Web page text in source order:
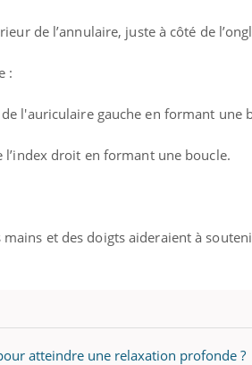
de l’annulaire, juste à côté de
:
l'auriculaire gauche en formant une
droit en formant une boucle.
et des doigts aideraient à
atteindre une relaxation profonde ?
ma maladie Youtube
y a des sujets qui sont faciles à aborder...
non ! D'un côté, poser des